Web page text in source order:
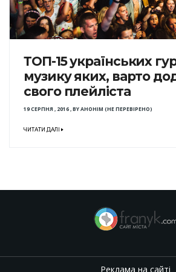
ТОП-15 українських
музику яких, варто
свого плейліста
19 СЕРПНЯ , 2016,BYАНОНІМ (НЕ ПЕРЕВІРЕНО)
ЧИТАТИ ДАЛІ
Реклама на сайті